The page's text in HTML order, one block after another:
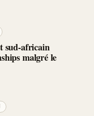
sud-africain
malgré le